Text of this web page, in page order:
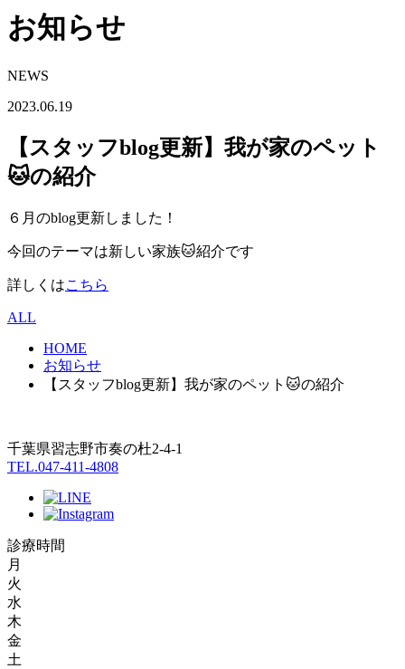
お知らせ
NEWS
2023.06.19
【スタッフblog更新】我が家のペット
🐱の紹介
６月のblog更新しました！
今回のテーマは新しい家族🐱紹介です
詳しくはこちら
ALL
HOME
お知らせ
【スタッフblog更新】我が家のペット🐱の紹介
千葉県習志野市奏の杜2-4-1
TEL.047-411-4808
診療時間
月
火
水
木
金
土